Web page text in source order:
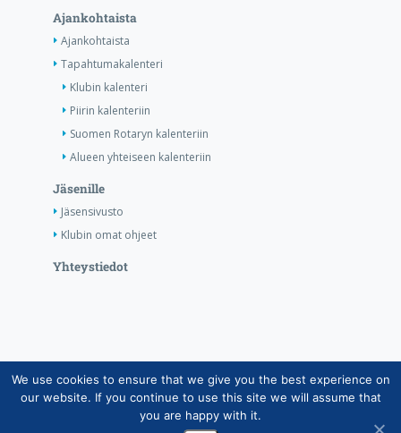
Ajankohtaista
Ajankohtaista
Tapahtumakalenteri
Klubin kalenteri
Piirin kalenteriin
Suomen Rotaryn kalenteriin
Alueen yhteiseen kalenteriin
Jäsenille
Jäsensivusto
Klubin omat ohjeet
Yhteystiedot
Copyright © Suomen Rotarypalvelu ry 2026 |
Jäsentietojärjestelmän tietosuojaseloste| Henkilötietojen
käsittely Rotarytoiminnassa
We use cookies to ensure that we give you the best experience on
our website. If you continue to use this site we will assume that
you are happy with it.